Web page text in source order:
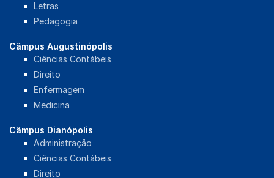
Letras
Pedagogia
Câmpus Augustinópolis
Ciências Contábeis
Direito
Enfermagem
Medicina
Câmpus Dianópolis
Administração
Ciências Contábeis
Direito